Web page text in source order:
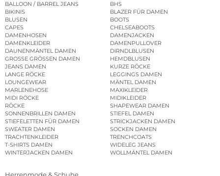
BALLOON / BARREL JEANS
BHS
BIKINIS
BLAZER FÜR DAMEN
BLUSEN
BOOTS
CAPES
CHELSEABOOTS
DAMENHOSEN
DAMENJACKEN
DAMENKLEIDER
DAMENPULLOVER
DAUNENMÄNTEL DAMEN
DIRNDLBLUSEN
GROSSE GRÖSSEN DAMEN
HEMDBLUSEN
JEANS DAMEN
KURZE RÖCKE
LANGE RÖCKE
LEGGINGS DAMEN
LOUNGEWEAR
MÄNTEL DAMEN
MARLENEHOSE
MAXIKLEIDER
MIDI RÖCKE
MIDIKLEIDER
RÖCKE
SHAPEWEAR DAMEN
SONNENBRILLEN DAMEN
STIEFEL DAMEN
STIEFELETTEN FÜR DAMEN
STRICKJACKEN DAMEN
SWEATER DAMEN
SOCKEN DAMEN
TRACHTENKLEIDER
TRENCHCOATS
T-SHIRTS DAMEN
WIDELEG JEANS
WINTERJACKEN DAMEN
WOLLMÄNTEL DAMEN